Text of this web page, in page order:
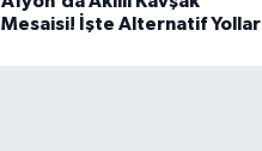
Mesaisi! İşte Alternatif Yollar